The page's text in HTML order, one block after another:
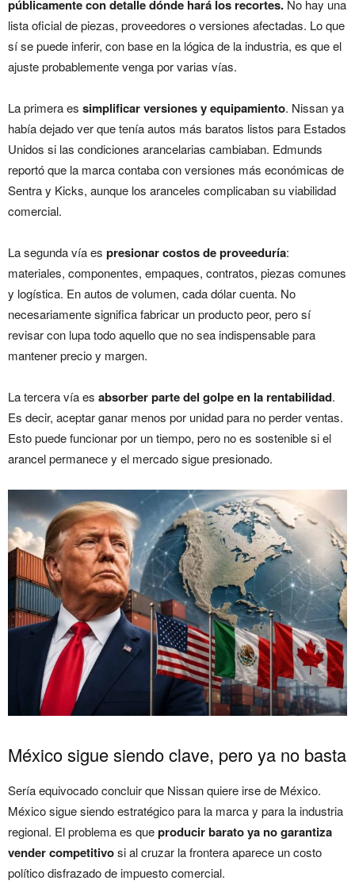
públicamente con detalle dónde hará los recortes. No hay una
lista oficial de piezas, proveedores o versiones afectadas. Lo que
sí se puede inferir, con base en la lógica de la industria, es que el
ajuste probablemente venga por varias vías.
La primera es simplificar versiones y equipamiento. Nissan ya
había dejado ver que tenía autos más baratos listos para Estados
Unidos si las condiciones arancelarias cambiaban. Edmunds
reportó que la marca contaba con versiones más económicas de
Sentra y Kicks, aunque los aranceles complicaban su viabilidad
comercial.
La segunda vía es presionar costos de proveeduría:
materiales, componentes, empaques, contratos, piezas comunes
y logística. En autos de volumen, cada dólar cuenta. No
necesariamente significa fabricar un producto peor, pero sí
revisar con lupa todo aquello que no sea indispensable para
mantener precio y margen.
La tercera vía es absorber parte del golpe en la rentabilidad.
Es decir, aceptar ganar menos por unidad para no perder ventas.
Esto puede funcionar por un tiempo, pero no es sostenible si el
arancel permanece y el mercado sigue presionado.
México sigue siendo clave, pero ya no basta
Sería equivocado concluir que Nissan quiere irse de México.
México sigue siendo estratégico para la marca y para la industria
regional. El problema es queproducir barato ya no garantiza
vender competitivosi al cruzar la frontera aparece un costo
político disfrazado de impuesto comercial.